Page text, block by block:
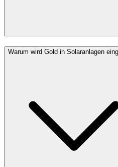
Warum wird Gold in Solaranlagen